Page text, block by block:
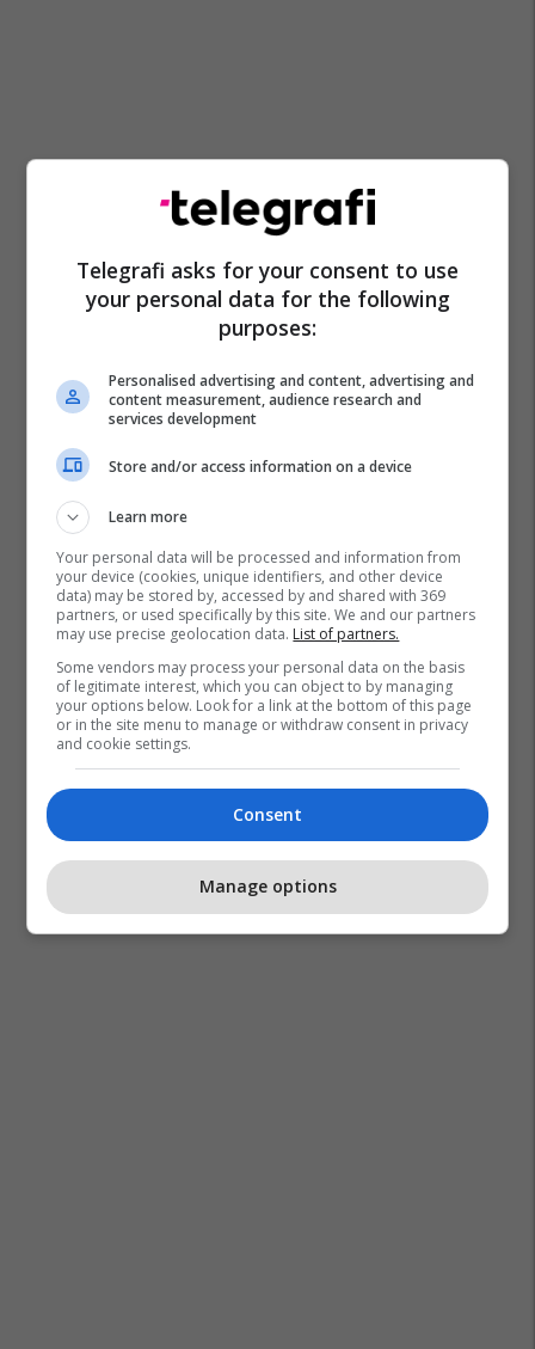
Telegrafi asks for your consent to use
your personal data for the following
purposes:
Personalised advertising and content, advertising and
content measurement, audience research and
services development
Store and/or access information on a device
Learn more
Your personal data will be processed and information from
your device (cookies, unique identifiers, and other device
data) may be stored by, accessed by and shared with 369
partners, or used specifically by this site. We and our partners
may use precise geolocation data. List of partners.
Some vendors may process your personal data on the basis
of legitimate interest, which you can object to by managing
your options below. Look for a link at the bottom of this page
or in the site menu to manage or withdraw consent in privacy
and cookie settings.
Consent
Manage options